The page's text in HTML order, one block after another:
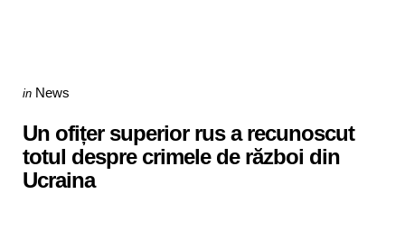
Categories
Posted
in News
Un ofițer superior rus a recunoscut
totul despre crimele de război din
Ucraina